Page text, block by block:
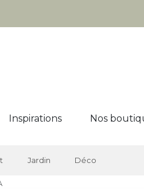
Inspirations Nos
Jardin Déco